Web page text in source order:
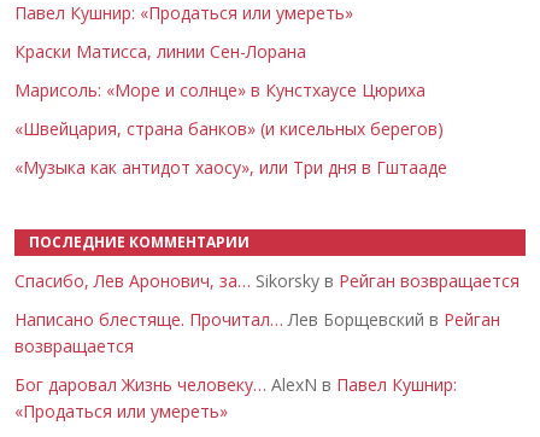
Павел Кушнир: «Продаться или умереть»
Краски Матисса, линии Сен-Лорана
Марисоль: «Море и солнце» в Кунстхаусе Цюриха
«Швейцария, страна банков» (и кисельных берегов)
«Музыка как антидот хаосу», или Три дня в Гштааде
ПОСЛЕДНИЕ КОММЕНТАРИИ
Спасибо, Лев Аронович, за… Sikorsky в Рейган возвращается
Написано блестяще. Прочитал… Лев Борщевский в Рейган
возвращается
Бог даровал Жизнь человеку… AlexN в Павел Кушнир:
«Продаться или умереть»